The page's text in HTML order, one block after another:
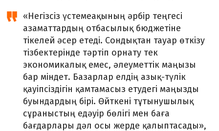
«Негізсіз үстемеақының әрбір теңгесі
азаматтардың отбасылық бюджетіне
тікелей әсер етеді. Сондықтан тауар өткізу
тізбектерінде тәртіп орнату тек
экономикалық емес, әлеуметтік маңызы
бар міндет. Базарлар елдің азық-түлік
қауіпсіздігін қамтамасыз етудегі маңызды
буындардың бірі. Өйткені тұтынушылық
сұраныстың едәуір бөлігі мен баға
бағдарлары дәл осы жерде қалыптасады»,